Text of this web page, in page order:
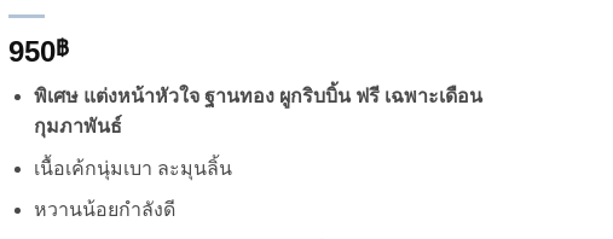
950฿
พิเศษ แต่งหน้าหัวใจ ฐานทอง ผูกริบบิ้น ฟรี เฉพาะเดือน
กุมภาพันธ์
เนื้อเค้กนุ่มเบา ละมุนลิ้น
หวานน้อยกำลังดี